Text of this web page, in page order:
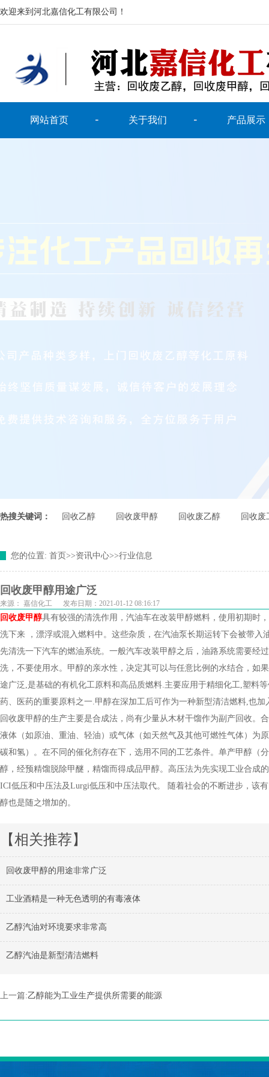
欢迎来到河北嘉信化工有限公司！
网站首页 关于我们 产品展示
热搜关键词： 回收乙醇 回收废甲醇 回收废乙醇 回收废
您的位置: 首页 >>资讯中心>>行业信息
回收废甲醇用途广泛
来源： 嘉信化工 发布日期：2021-01-12 08:16:17
回收废甲醇具有较强的清洗作用，汽油车在改装甲醇燃料，使用初期时
洗下来 ，漂浮或混入燃料中。这些杂质，在汽油泵长期运转下会被带
先清洗一下汽车的燃油系统。一般汽车改装甲醇之后，油路系统需要经
洗，不要使用水。甲醇的亲水性，决定其可以与任意比例的水结合，如
途广泛,是基础的有机化工原料和高品质燃料.主要应用于精细化工,塑料
药、医药的重要原料之一.甲醇在深加工后可作为一种新型清洁燃料,也
回收废甲醇的生产主要是合成法，尚有少量从木材干馏作为副产回收。
液体（如原油、重油、轻油）或气体（如天然气及其他可燃性气体）为
碳和氢）。在不同的催化剂存在下，选用不同的工艺条件。单产甲醇（
醇，经预精馏脱除甲醚，精馏而得成品甲醇。高压法为先实现工业合成
ICI低压和中压法及Lurgi低压和中压法取代。 随着社会的不断进步，该
醇也是随之增加的。
【相关推荐】
回收废甲醇的用途非常广泛
工业酒精是一种无色透明的有毒液体
乙醇汽油对环境要求非常高
乙醇汽油是新型清洁燃料
上一篇:乙醇能为工业生产提供所需要的能源